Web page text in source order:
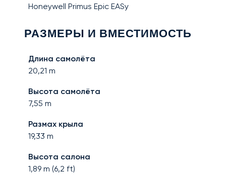
Honeywell Primus Epic EASy
РАЗМЕРЫ И ВМЕСТИМОСТЬ
Длина самолёта
20,21 m
Высота самолёта
7,55 m
Размах крыла
19,33 m
Высота салона
1,89 m (6,2 ft)